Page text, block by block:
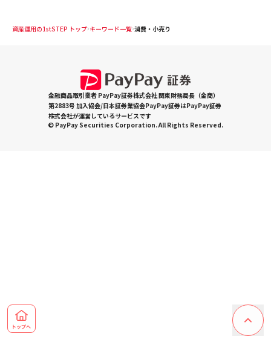
資産運用の1stSTEP トップ キーワード一覧 消費・小売り
金融商品取引業者 PayPay証券株式会社 関東財務局長（金商）
第2883号 加入協会/日本証券業協会PayPay証券はPayPay証券
株式会社が運営しているサービスです
© PayPay Securities Corporation. All Rights Reserved.